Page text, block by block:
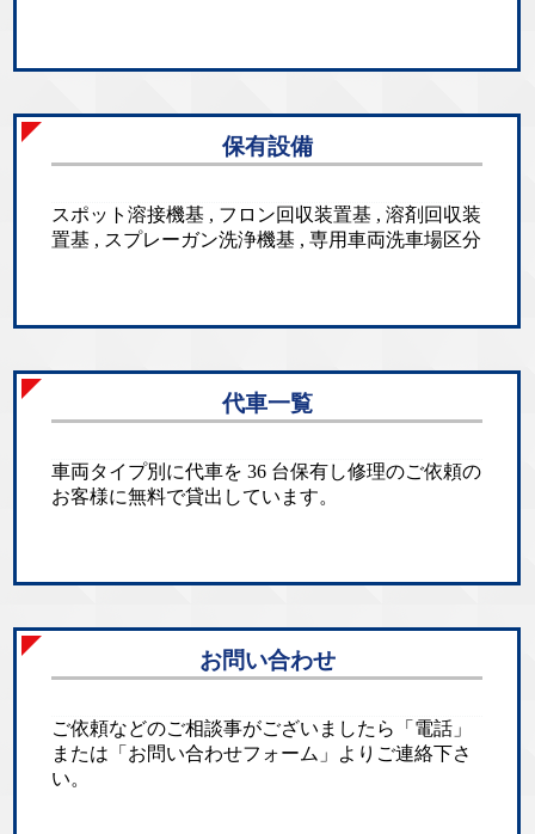
保有設備
スポット溶接機基 , フロン回収装置基 , 溶剤回収装
置基 , スプレーガン洗浄機基 , 専用車両洗車場区分
代車一覧
車両タイプ別に代車を 36 台保有し修理のご依頼の
お客様に無料で貸出しています。
お問い合わせ
ご依頼などのご相談事がございましたら「電話」
または「お問い合わせフォーム」よりご連絡下さ
い。